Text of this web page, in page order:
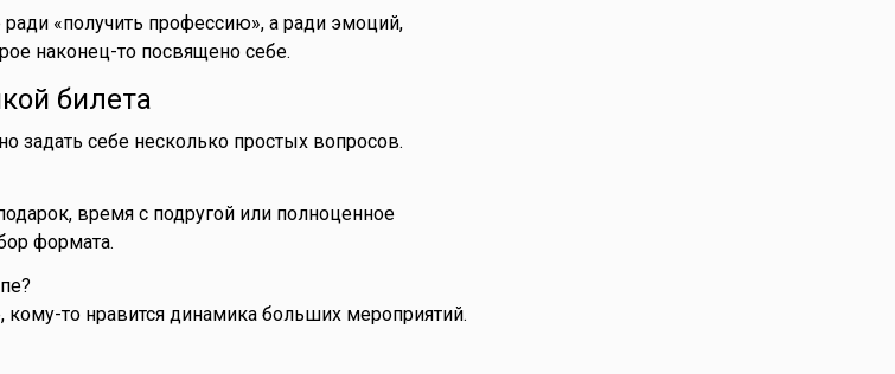
«получить профессию», а ради эмоций,
наконец-то посвящено себе.
билета
задать себе несколько простых вопросов.
время с подругой или полноценное
формата.
то нравится динамика больших мероприятий.